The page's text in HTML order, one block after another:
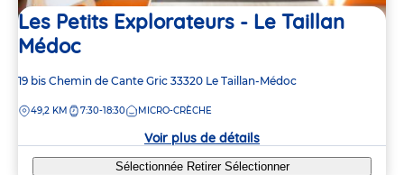
Les Petits Explorateurs - Le Taillan
Médoc
Adresse
la
19 bis Chemin de Cante Gric 33320 Le Taillan-Médoc
DISTANCE
49,2 KM 7:30-18:30 MICRO-CRÈCHE
Voir plus de détails
Sélectionnée Retirer Sélectionner